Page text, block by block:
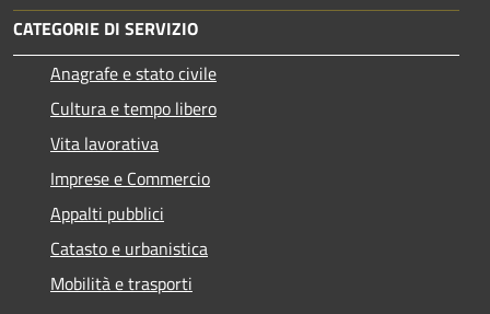
CATEGORIE DI SERVIZIO
Anagrafe e stato civile
Cultura e tempo libero
Vita lavorativa
Imprese e Commercio
Appalti pubblici
Catasto e urbanistica
Mobilità e trasporti